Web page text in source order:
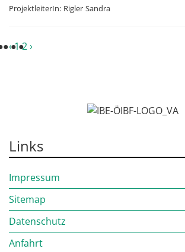
ProjektleiterIn: Rigler Sandra
‹12›
Links
Impressum
Sitemap
Datenschutz
Anfahrt